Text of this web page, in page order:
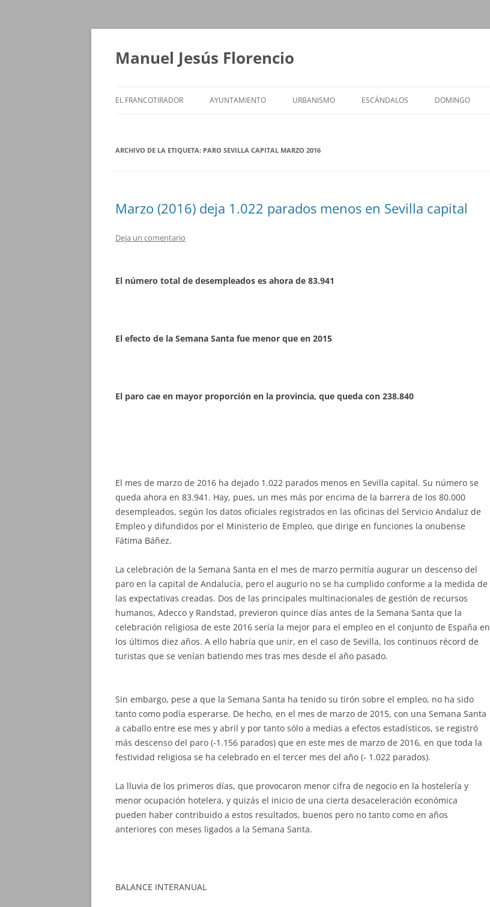
Saltar
Manuel Jesús Florencio
EL FRANCOTIRADOR AYUNTAMIENTO URBANISMO ESCÁNDALOS DOMINGO
ARCHIVO DE LA ETIQUETA: PARO SEVILLA CAPITAL MARZO 2016
Marzo (2016) deja 1.022 parados menos en Sevilla capital
Deja un comentario
El número total de desempleados es ahora de 83.941
El efecto de la Semana Santa fue menor que en 2015
El paro cae en mayor proporción en la provincia, que queda con 238.840
El mes de marzo de 2016 ha dejado 1.022 parados menos en Sevilla capital. Su número se
queda ahora en 83.941. Hay, pues, un mes más por encima de la barrera de los 80.000
desempleados, según los datos oficiales registrados en las oficinas del Servicio Andaluz de
Empleo y difundidos por el Ministerio de Empleo, que dirige en funciones la onubense
Fátima Báñez.
La celebración de la Semana Santa en el mes de marzo permitía augurar un descenso del
paro en la capital de Andalucía, pero el augurio no se ha cumplido conforme a la medida de
las expectativas creadas. Dos de las principales multinacionales de gestión de recursos
humanos, Adecco y Randstad, previeron quince días antes de la Semana Santa que la
celebración religiosa de este 2016 sería la mejor para el empleo en el conjunto de España en
los últimos diez años. A ello habría que unir, en el caso de Sevilla, los continuos récord de
turistas que se venían batiendo mes tras mes desde el año pasado.
Sin embargo, pese a que la Semana Santa ha tenido su tirón sobre el empleo, no ha sido
tanto como podía esperarse. De hecho, en el mes de marzo de 2015, con una Semana Santa
a caballo entre ese mes y abril y por tanto sólo a medias a efectos estadísticos, se registró
más descenso del paro (-1.156 parados) que en este mes de marzo de 2016, en que toda la
festividad religiosa se ha celebrado en el tercer mes del año (- 1.022 parados).
La lluvia de los primeros días, que provocaron menor cifra de negocio en la hostelería y
menor ocupación hotelera, y quizás el inicio de una cierta desaceleración económica
pueden haber contribuido a estos resultados, buenos pero no tanto como en años
anteriores con meses ligados a la Semana Santa.
BALANCE INTERANUAL